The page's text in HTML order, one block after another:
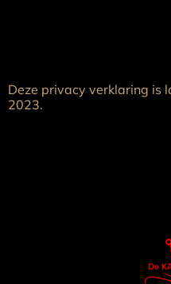
Deze privacy verklaring
2023.